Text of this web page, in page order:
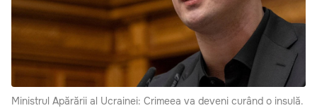
Ministrul Apărării al Ucrainei: Crimeea va deveni curând o insulă.